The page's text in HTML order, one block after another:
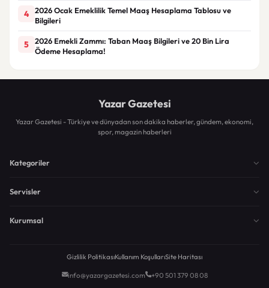
4
2026 Ocak Emeklilik Temel Maaş Hesaplama Tablosu ve
Bilgileri
5
2026 Emekli Zammı: Taban Maaş Bilgileri ve 20 Bin Lira
Ödeme Hesaplama!
Yazar Gazetesi
Yazar Gazetesi - Türkiye ve dünyadan son dakika haberler, gündem, ekonomi,
spor, magazin haberleri
Kategoriler
Servisler
Kurumsal
Gizlilik PolitikasıKullanım KoşullarıSite Haritası
info@yazargazetesi.com +90 501 379 08 08